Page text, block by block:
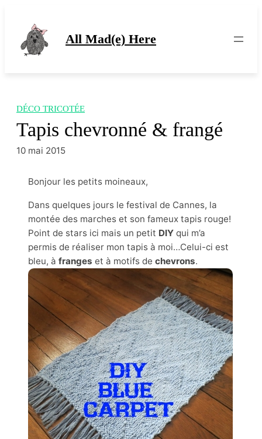
contenu
All Mad(e) Here
DÉCO TRICOTÉE
Tapis chevronné & frangé
10 mai 2015
Bonjour les petits moineaux,
Dans quelques jours le festival de Cannes, la
montée des marches et son fameux tapis rouge!
Point de stars ici mais un petit DIY qui m’a
permis de réaliser mon tapis à moi…Celui-ci est
bleu, à franges et à motifs de chevrons.